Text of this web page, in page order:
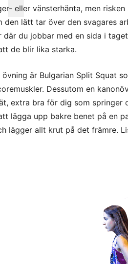
eller vänsterhänta, men
den lätt tar över den svagares
där du jobbar med en sida i
de blir lika starka.
övning är Bulgarian Split Squat
Dessutom en
extra bra för dig som springer
lägga upp bakre benet på en
lägger allt krut på det främre.